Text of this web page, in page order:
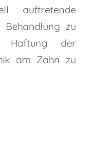
auftretende
Behandlung zu
Haftung der
am Zahn zu